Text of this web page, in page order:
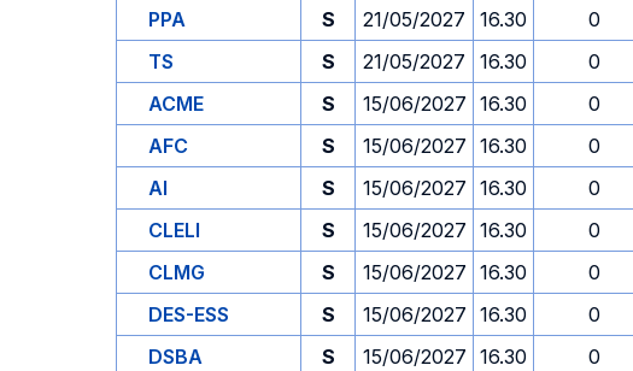
PPA
S 21/05/2027 16.30 0
TS
S 21/05/2027 16.30 0
ACME
S 15/06/2027 16.30 0
AFC
S 15/06/2027 16.30 0
AI
S 15/06/2027 16.30 0
CLELI
S 15/06/2027 16.30 0
CLMG
S 15/06/2027 16.30 0
DES-ESS
S 15/06/2027 16.30 0
DSBA
S 15/06/2027 16.30 0